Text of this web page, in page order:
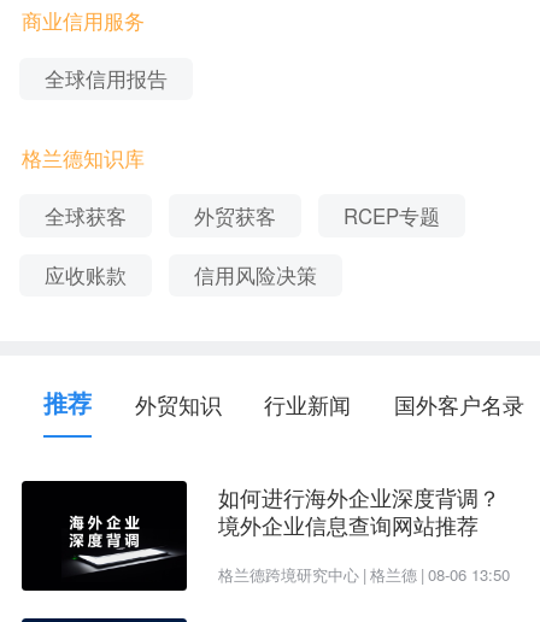
先做创作者基金，就是按照短视频的播放量给你一
些奖励分成，这个奖励分成要低一些，这种模式有
②网红营销，通过一段时间的运营，粉丝数量要达
到5w就可以了，这个时候剧在某一领域拥有一定的
接对接注册cpa（就是挂广告表单、或者推荐某款
7，当我们碰到黑屏进不去的问题怎么解决呢？
目前测试最有效的方法：
重新下载TIKTOK ，更换ip节点后再重新登录
TIKTOK账号；
商业信用服务
全球信用报告
格兰德知识库
全球获客 外贸获客 RCEP专题
应收账款 信用风险决策
推荐 外贸知识 行业新闻 国外客户名录
如何进行海外企业深度背调？
境外企业信息查询网站推荐
格兰德跨境研究中心 | 格兰德 | 08-06 13:50